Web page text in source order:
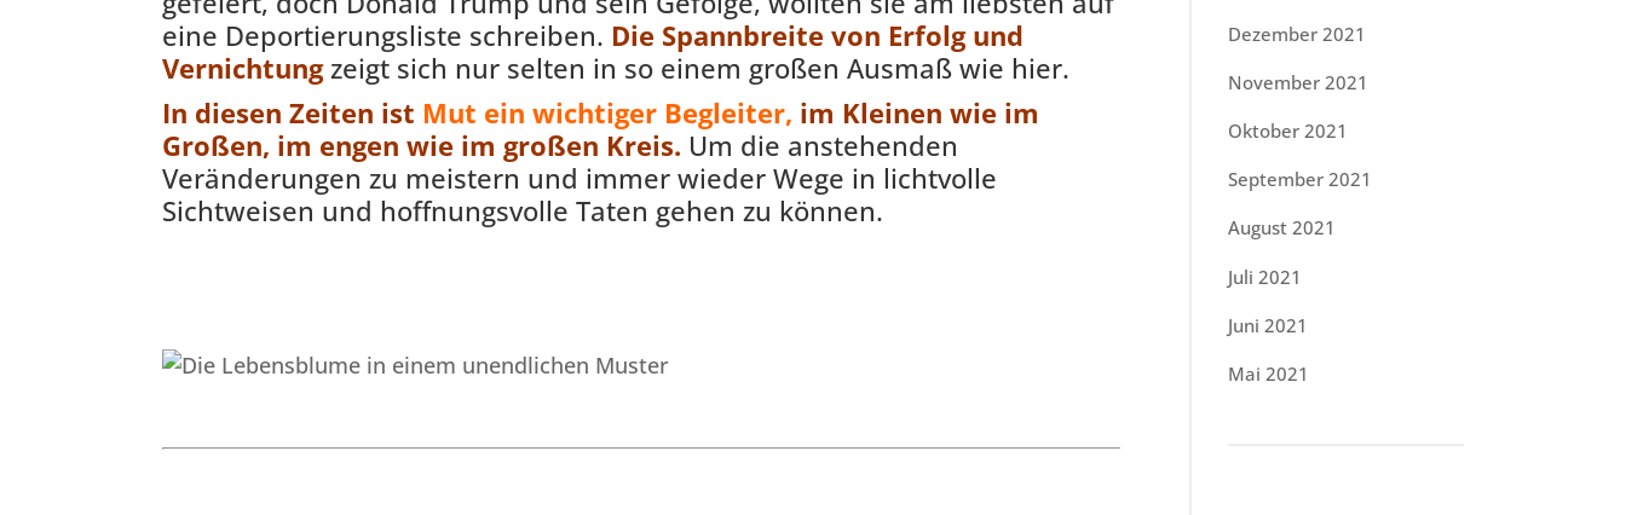
eine Deportierungsliste schreiben. Die Spannbreite von Erfolg und
Vernichtung zeigt sich nur selten in so einem großen Ausmaß wie hier.
In diesen Zeiten ist Mut ein wichtiger Begleiter, im Kleinen wie im
Großen, im engen wie im großen Kreis. Um die anstehenden
Veränderungen zu meistern und immer wieder Wege in lichtvolle
Sichtweisen und hoffnungsvolle Taten gehen zu können.
Dezember 2021
November 2021
Oktober 2021
September 2021
August 2021
Juli 2021
Juni 2021
Mai 2021